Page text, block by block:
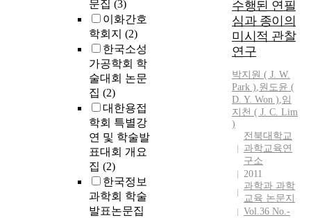
문집 (3)
이화간호
학회지 (2)
한국소성
가공학회 학
술대회 논문
집 (2)
대한용접
학회 특별강
연 및 학술발
표대회 개요
집 (2)
한국정보
과학회 학술
발표논문집
수행된 연필
심과 종이의
미시적 관찰
연구
박지원 ( J. W.
Park ),원도윤 (
D. Y. Won ),임
지천 ( J. C. Lim
)
전북대학교
과학교육연
구소
2011
과학과 과학
교육 논문지
Vol.36 No.-